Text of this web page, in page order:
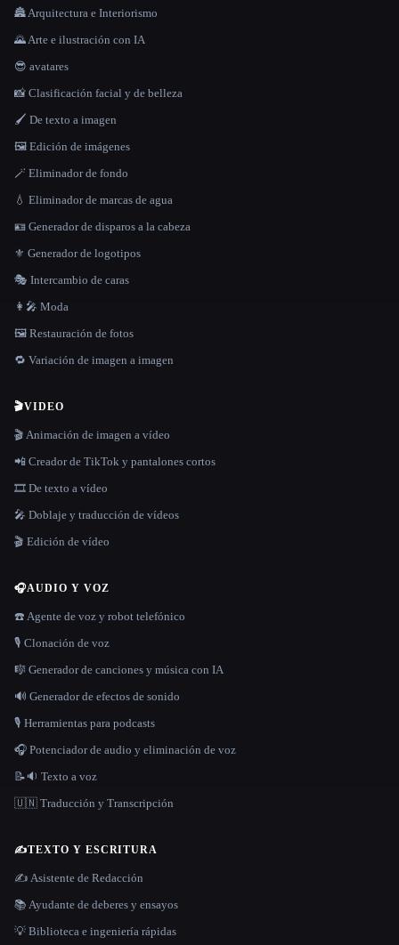
🏯 Arquitectura e Interiorismo
🌄 Arte e ilustración con IA
😎 avatares
📸 Clasificación facial y de belleza
🖌️ De texto a imagen
🖼️ Edición de imágenes
🪄 Eliminador de fondo
💧 Eliminador de marcas de agua
🪪 Generador de disparos a la cabeza
⚜️ Generador de logotipos
🎭 Intercambio de caras
👩‍🎤 Moda
🖼️ Restauración de fotos
🔁 Variación de imagen a imagen
🎬VIDEO
🎬 Animación de imagen a vídeo
📲 Creador de TikTok y pantalones cortos
🎞️ De texto a vídeo
🎤 Doblaje y traducción de vídeos
🎬 Edición de vídeo
🎧AUDIO Y VOZ
☎️ Agente de voz y robot telefónico
🎙️ Clonación de voz
🎼 Generador de canciones y música con IA
🔊 Generador de efectos de sonido
🎙️ Herramientas para podcasts
🎧 Potenciador de audio y eliminación de voz
📝🔉 Texto a voz
🇺🇳 Traducción y Transcripción
✍️TEXTO Y ESCRITURA
✍️ Asistente de Redacción
📚 Ayudante de deberes y ensayos
💡 Biblioteca e ingeniería rápidas